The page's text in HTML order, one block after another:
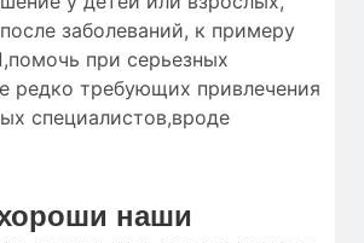
заболеваний, к примеру
при серьезных
редко требующих привлечения
специалистов,вроде
наши